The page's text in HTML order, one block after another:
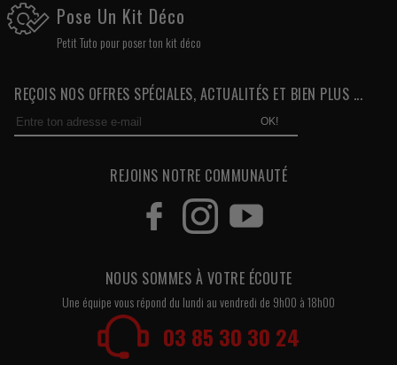
Pose Un Kit Déco
Petit Tuto pour poser ton kit déco
REÇOIS NOS OFFRES SPÉCIALES, ACTUALITÉS ET BIEN PLUS ...
OK!
REJOINS NOTRE COMMUNAUTÉ
NOUS SOMMES À VOTRE ÉCOUTE
Une équipe vous répond du lundi au vendredi de 9h00 à 18h00
03 85 30 30 24